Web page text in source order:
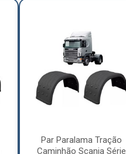
Par Paralama Tração
Caminhão Scania Série